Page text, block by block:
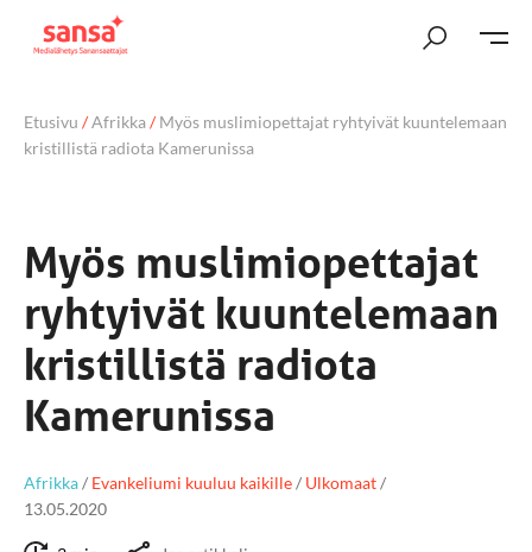
Etusivu /Afrikka/Myös muslimiopettajat ryhtyivät kuuntelemaan
kristillistä radiota Kamerunissa
Myös muslimiopettajat
ryhtyivät kuuntelemaan
kristillistä radiota
Kamerunissa
Afrikka/ Evankeliumi kuuluu kaikille/ Ulkomaat/
13.05.2020